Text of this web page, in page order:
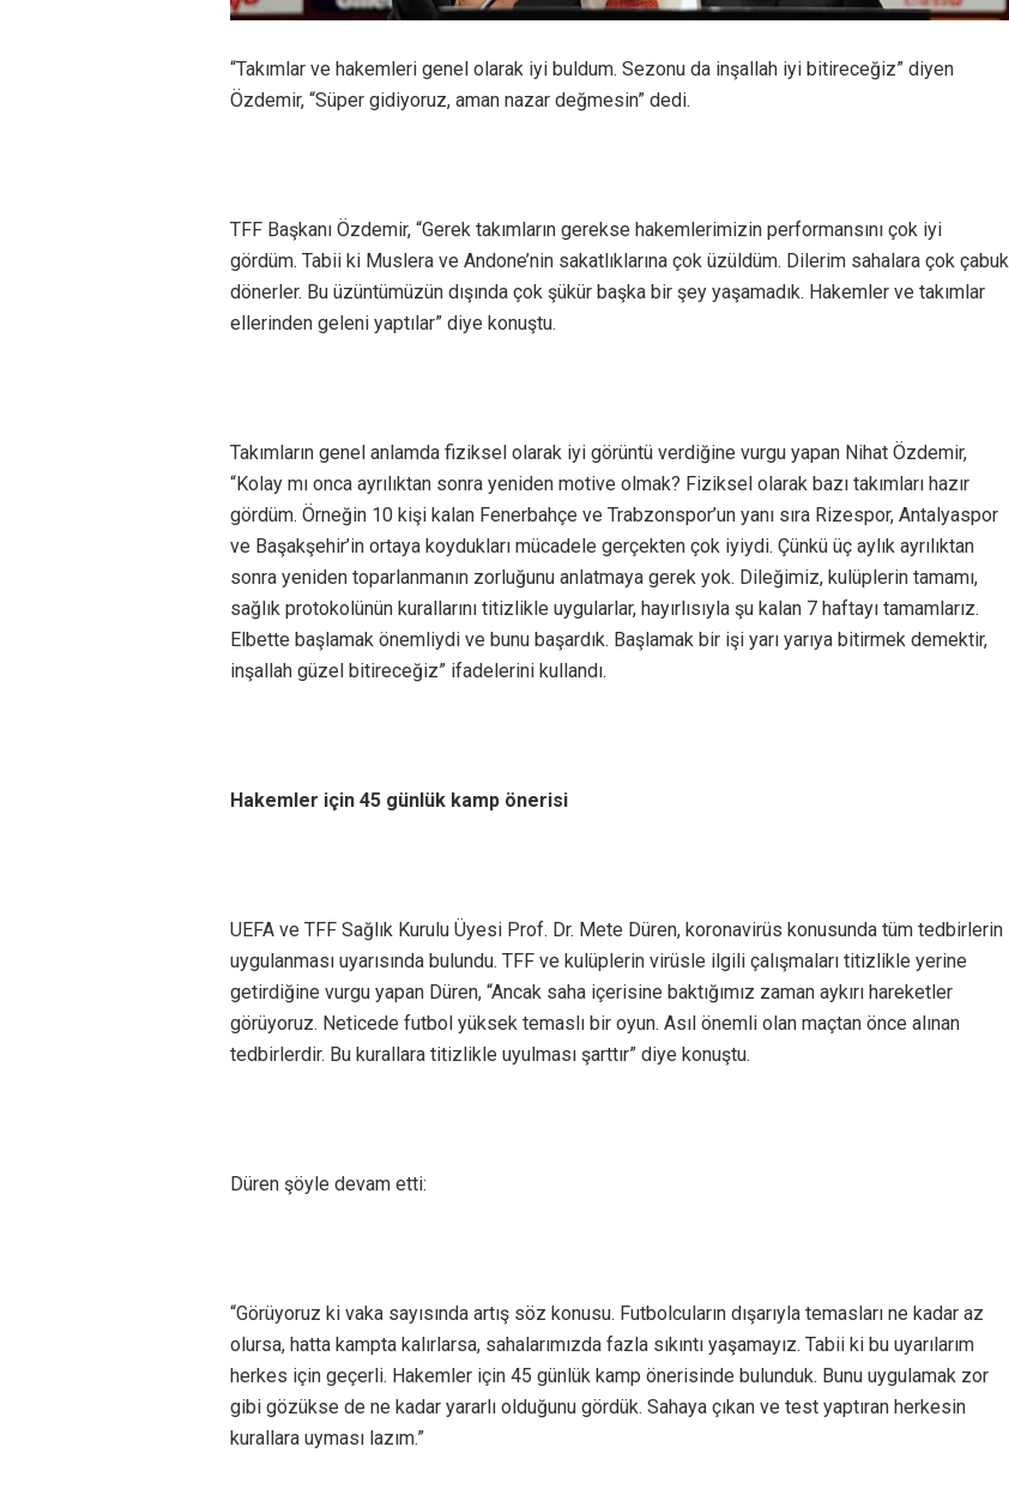
“Takımlar ve hakemleri genel olarak iyi buldum. Sezonu da inşallah iyi bitireceğiz” diyen
Özdemir, “Süper gidiyoruz, aman nazar değmesin” dedi.
TFF Başkanı Özdemir, “Gerek takımların gerekse hakemlerimizin performansını çok iyi
gördüm. Tabii ki Muslera ve Andone’nin sakatlıklarına çok üzüldüm. Dilerim sahalara çok çabuk
dönerler. Bu üzüntümüzün dışında çok şükür başka bir şey yaşamadık. Hakemler ve takımlar
ellerinden geleni yaptılar” diye konuştu.
Takımların genel anlamda fiziksel olarak iyi görüntü verdiğine vurgu yapan Nihat Özdemir,
“Kolay mı onca ayrılıktan sonra yeniden motive olmak? Fiziksel olarak bazı takımları hazır
gördüm. Örneğin 10 kişi kalan Fenerbahçe ve Trabzonspor’un yanı sıra Rizespor, Antalyaspor
ve Başakşehir’in ortaya koydukları mücadele gerçekten çok iyiydi. Çünkü üç aylık ayrılıktan
sonra yeniden toparlanmanın zorluğunu anlatmaya gerek yok. Dileğimiz, kulüplerin tamamı,
sağlık protokolünün kurallarını titizlikle uygularlar, hayırlısıyla şu kalan 7 haftayı tamamlarız.
Elbette başlamak önemliydi ve bunu başardık. Başlamak bir işi yarı yarıya bitirmek demektir,
inşallah güzel bitireceğiz” ifadelerini kullandı.
Hakemler için 45 günlük kamp önerisi
UEFA ve TFF Sağlık Kurulu Üyesi Prof. Dr. Mete Düren, koronavirüs konusunda tüm tedbirlerin
uygulanması uyarısında bulundu. TFF ve kulüplerin virüsle ilgili çalışmaları titizlikle yerine
getirdiğine vurgu yapan Düren, “Ancak saha içerisine baktığımız zaman aykırı hareketler
görüyoruz. Neticede futbol yüksek temaslı bir oyun. Asıl önemli olan maçtan önce alınan
tedbirlerdir. Bu kurallara titizlikle uyulması şarttır” diye konuştu.
Düren şöyle devam etti:
“Görüyoruz ki vaka sayısında artış söz konusu. Futbolcuların dışarıyla temasları ne kadar az
olursa, hatta kampta kalırlarsa, sahalarımızda fazla sıkıntı yaşamayız. Tabii ki bu uyarılarım
herkes için geçerli. Hakemler için 45 günlük kamp önerisinde bulunduk. Bunu uygulamak zor
gibi gözükse de ne kadar yararlı olduğunu gördük. Sahaya çıkan ve test yaptıran herkesin
kurallara uyması lazım.”